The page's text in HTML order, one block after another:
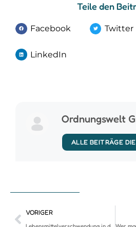
Teile den
Facebook Twitter
LinkedIn
Ordnungswelt
ALLE BEITRÄGE
VORIGER